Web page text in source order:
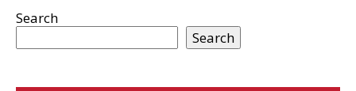
Search
Search